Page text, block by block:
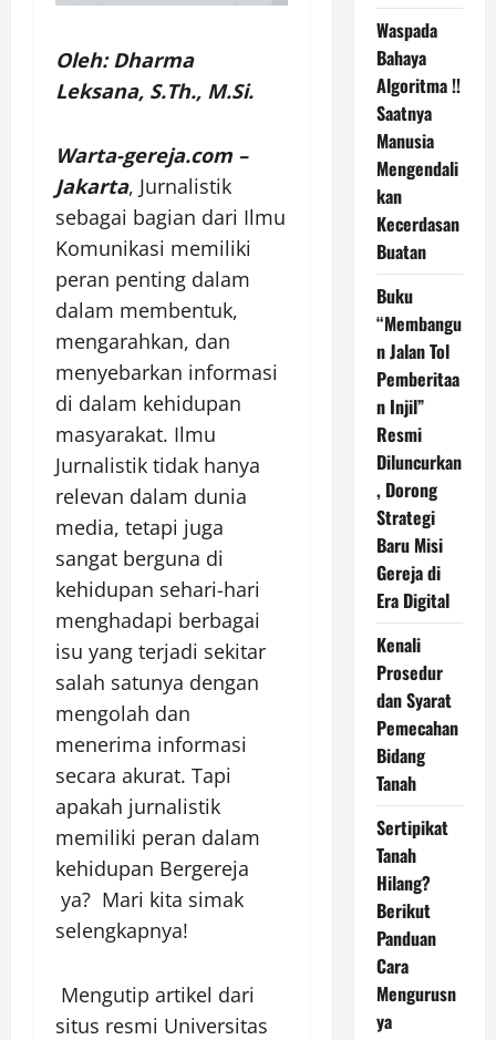
Oleh: Dharma
Leksana, S.Th., M.Si.
Warta-gereja.com –
Jakarta, Jurnalistik
sebagai bagian dari Ilmu
Komunikasi memiliki
peran penting dalam
dalam membentuk,
mengarahkan, dan
menyebarkan informasi
di dalam kehidupan
masyarakat. Ilmu
Jurnalistik tidak hanya
relevan dalam dunia
media, tetapi juga
sangat berguna di
kehidupan sehari-hari
menghadapi berbagai
isu yang terjadi sekitar
salah satunya dengan
mengolah dan
menerima informasi
secara akurat. Tapi
apakah jurnalistik
memiliki peran dalam
kehidupan Bergereja
ya? Mari kita simak
selengkapnya!
Mengutip artikel dari
situs resmi Universitas
Waspada
Bahaya
Algoritma !!
Saatnya
Manusia
Mengendali
kan
Kecerdasan
Buatan
Buku
“Membangu
n Jalan Tol
Pemberitaa
n Injil”
Resmi
Diluncurkan
, Dorong
Strategi
Baru Misi
Gereja di
Era Digital
Kenali
Prosedur
dan Syarat
Pemecahan
Bidang
Tanah
Sertipikat
Tanah
Hilang?
Berikut
Panduan
Cara
Mengurusn
ya